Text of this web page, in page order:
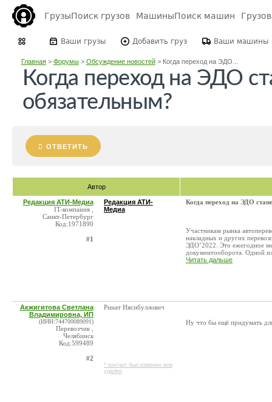
ГрузыПоиск грузов МашиныПоиск машин
Ваши грузы Добавить груз Ваши машины
Главная> Форумы> Обсуждение новостей> Когда переход на ЭДО...
Когда переход на ЭДО
обязательным?
ОТВЕТИТЬ
Автор
Редакция АТИ-Медиа
IT-компания ,
Санкт-Петербург
Код:1971890
#1
Редакция АТИ-
Медиа
Когда переход на ЭДО
Участникам рынка
накладных и других
ЭДО’2022. Это ежегодное
документооборота. Одной
Читать дальше
Акжигитова Светлана
Владимировна, ИП
(ИНН:744700089091)
Перевозчик ,
Челябинск
Код:599489
#2
Ринат Нясибуллович
* контакт был изменен или
удален
Ну что бы ещё придумать